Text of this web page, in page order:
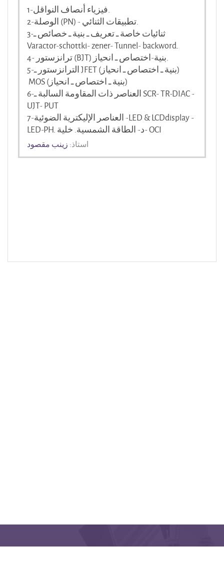
1-فيزياء أنصاف النواقل.
2-الوصلة (PN) - تطبيقات الثنائي.
3-ثنائيات خاصة ـ تعريف ـ بنية ـ خصائص ـ
Varactor-schottki- zener- Tunnel- backword.
4- ترانزستور (BJT) بنية-اختصاص ـ انحياز.
5-الترانزستور ـ JFET (بنية ـ اختصاص ـ انحياز)
MOS (بنية ـ اختصاص ـ انحياز)
6-العناصر ذات المقاومة السالبة ـ SCR- TR-DIAC -
UJT- PUT
7-العناصر الإليكترية الضوئية -LED & LCDdisplay -
LED-PH. د- الطاقة الشمسية. خلية- OCI
استاذ: زينب مقصود